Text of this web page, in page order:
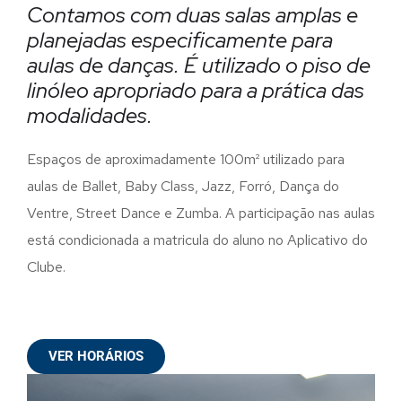
Contamos com duas salas amplas e
planejadas especificamente para
aulas de danças. É utilizado o piso de
linóleo apropriado para a prática das
modalidades.
Espaços de aproximadamente 100m² utilizado para
aulas de Ballet, Baby Class, Jazz, Forró, Dança do
Ventre, Street Dance e Zumba. A participação nas aulas
está condicionada a matricula do aluno no Aplicativo do
Clube.
VER HORÁRIOS